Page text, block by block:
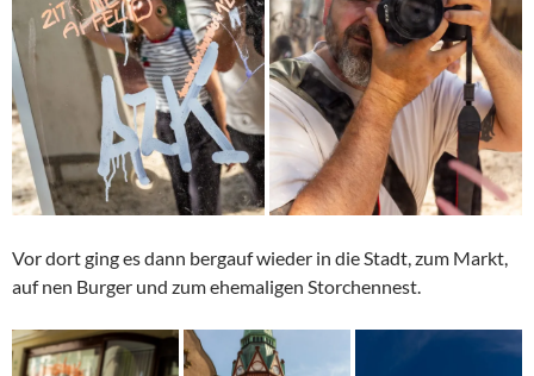
Vor dort ging es dann bergauf wieder in die Stadt, zum Markt,
auf nen Burger und zum ehemaligen Storchennest.